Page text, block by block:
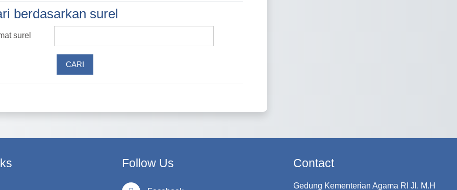
berdasarkan surel
berdasarkan surel
surel
Follow Us Contact
Gedung Kementerian Agama RI Jl. M.H